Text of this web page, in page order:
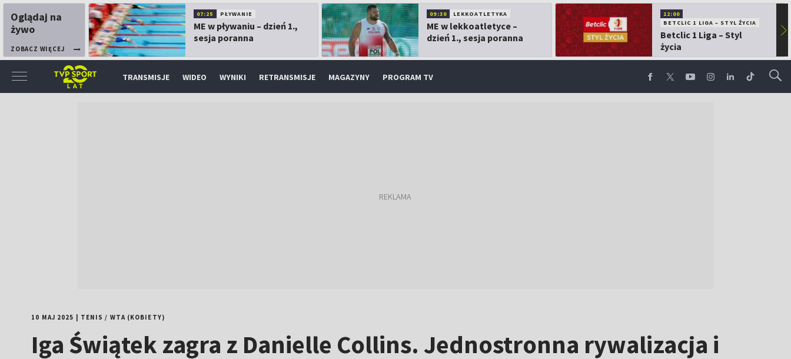
Oglądaj na
żywo
ZOBACZ WIĘCEJ
07:25 PŁYWANIE
ME w pływaniu – dzień 1.,
sesja poranna
09:30 LEKKOATLETYKA
ME w lekkoatletyce –
dzień 1., sesja poranna
12:00
BETCLIC 1 LIGA – STYL ŻYCIA
Betclic 1 Liga – Styl
życia
▶
TRANSMISJE WIDEO WYNIKI RETRANSMISJE MAGAZYNY PROGRAM TV
10 MAJ 2025 TENIS / WTA (KOBIETY)
Iga Świątek zagra z Danielle Collins. Jednostronna rywalizacja i